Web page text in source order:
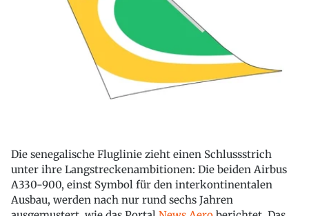
Die senegalische Fluglinie zieht einen Schlussstrich
unter ihre Langstreckenambitionen: Die beiden Airbus
A330-900, einst Symbol für den interkontinentalen
Ausbau, werden nach nur rund sechs Jahren